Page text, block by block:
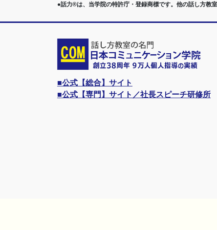
●話力®は、当学院の特許庁・登録商標です。他の話し方教
■公式【総合】サイト
■公式【専門】サイト／社長スピーチ研修所